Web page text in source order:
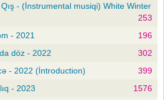
- (İnstrumental musiqi) White Winter
253
- 2021
196
döz - 2022
302
- 2022 (İntroduction)
399
- 2023
1576